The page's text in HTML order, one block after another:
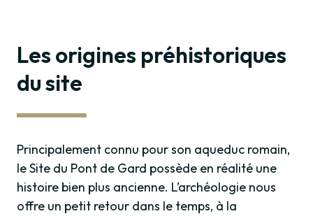
Les origines préhistoriques
du site
Principalement connu pour son aqueduc romain,
le Site du Pont de Gard possède en réalité une
histoire bien plus ancienne. L’archéologie nous
offre un petit retour dans le temps, à la